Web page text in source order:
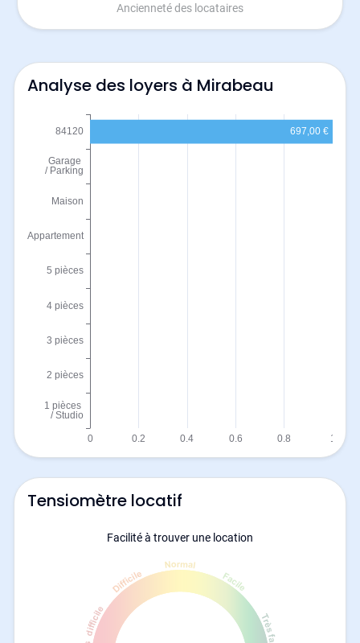
Ancienneté des locataires
Analyse des loyers à Mirabeau
Tensiomètre locatif
Facilité à trouver une location